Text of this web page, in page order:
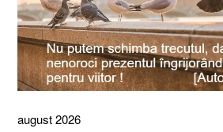
august 2026